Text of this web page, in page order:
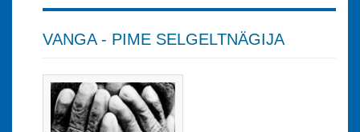
Account
Menu
out)
VANGA - PIME SELGELTNÄGIJA